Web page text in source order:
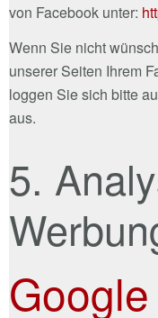
von Facebook unter:
Wenn Sie nicht
unserer Seiten Ihrem
loggen Sie sich bitte
aus.
5.